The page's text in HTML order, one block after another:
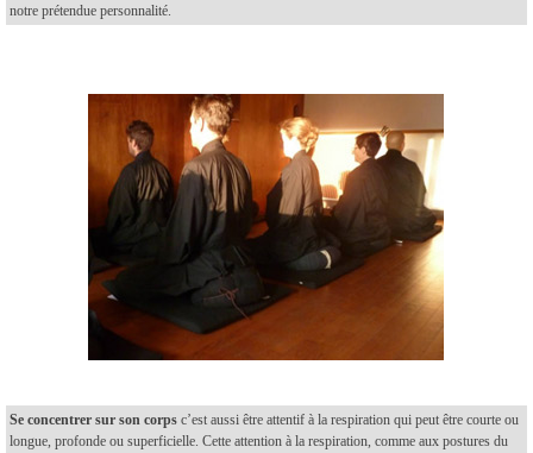
notre prétendue personnalité.
Se concentrer sur son corps c’est aussi être attentif à la respiration qui peut être courte ou
longue, profonde ou superficielle. Cette attention à la respiration, comme aux postures du